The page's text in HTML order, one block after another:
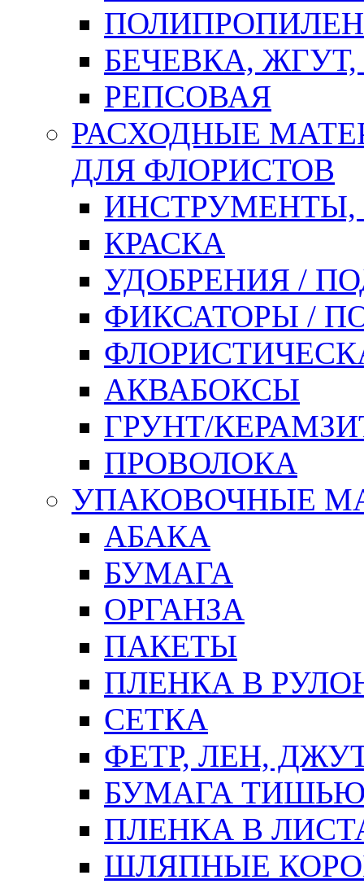
БЕЧЕВКА,
РЕПСОВАЯ
РАСХОДНЫЕ
ДЛЯ ФЛОРИСТОВ
ИНСТРУМЕНТЫ,
КРАСКА
УДОБРЕНИЯ /
ФИКСАТОРЫ /
АКВАБОКСЫ
ГРУНТ/
ПРОВОЛОКА
УПАКОВОЧНЫЕ
АБАКА
БУМАГА
ОРГАНЗА
ПАКЕТЫ
ПЛЕНКА В
СЕТКА
ФЕТР, ЛЕН,
БУМАГА
ПЛЕНКА В
ШЛЯПНЫЕ